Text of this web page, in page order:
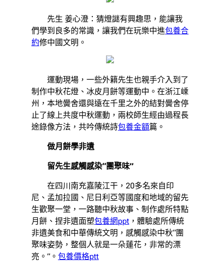
先生 姜心澄：猜燈謎有興趣思，能讓我
們學到良多的常識，讓我們在玩樂中進包養合
約修中國文明。
運動現場，一些外籍先生也親手介入到了
制作中秋花燈、冰皮月餅等運動中。在浙江嵊
州，本地黌舍還與遠在千里之外的結對黌舍停
止了線上共度中秋運動，兩校師生經由過程長
途錄像方法，共吟傳統詩包養金額篇。
做月餅學非遺
留先生感觸感染“團聚味”
在四川南充嘉陵江干，20多名來自印
尼、孟加拉國、尼日利亞等國度和地域的留先
生歡聚一堂，一路聽中秋故事、制作處所特點
月餅、捏非遺面塑包養網ppt ，體驗處所傳統
非遺美食和中華傳統文明，感觸感染中秋“團
聚味姿勢，整個人就是一朵蓮花，非常的漂
亮。”。 包養價格ptt